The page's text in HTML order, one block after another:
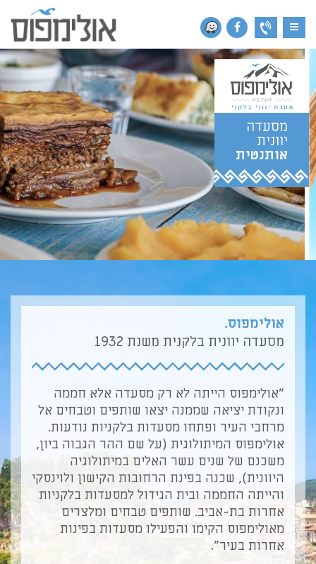
ניווט
מסעדה
יוונית
אותנטית
אולימפוס.
מסעדה יוונית בלקנית משנת 1932
"אולימפוס הייתה לא רק מסעדה אלא חממה
ונקודת יציאה שממנה יצאו שותפים וטבחים אל
מרחבי העיר ופתחו מסעדות בלקניות נודעות.
אולימפוס המיתולוגית (על שם ההר הגבוה ביון,
משכנם של שנים עשר האלים במיתולוגיה
היוונית), שכנה בפינת הרחובות הקישון ולוינסקי
והייתה החממה ובית הגידול למסעדות בלקניות
אחרות בת-אביב. שותפים טבחים ומלצרים
מאולימפוס הקימו והפעילו מסעדות בפינות
אחרות בעיר".